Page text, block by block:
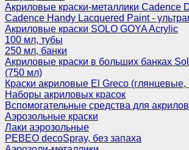
Акриловые краски-металлики Cadence
Cadence Handy Lacquered Paint -
Акриловые краски SOLO GOYA Acrylic
100 мл, тубы
250 мл, банки
Акриловые краски в больших банках
(750 мл)
Краски акриловые El Greco
Наборы акриловых красок
Вспомогательные средства для
Аэрозольные краски
Лаки аэрозольные
PEBEO decoSpray, без запаха